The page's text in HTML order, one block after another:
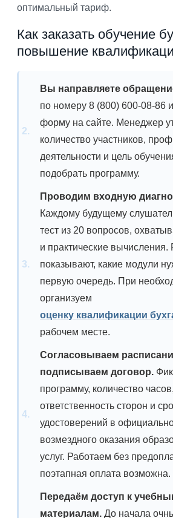
оптимальный тариф.
Как заказать обучение
повышение
Вы направляете
по номеру 8 (800) 600-08-86
форму на сайте. Менеджер
количество участников,
деятельности и цель
подобрать программу.
Проводим входную
Каждому будущему
тест из 20 вопросов,
и практические вычисления.
показывают, какие модули
первую очередь. При
организуем
оценку квалификации
рабочем месте.
Согласовываем
подписываем договор.
программу, количество
ответственность сторон и
удостоверений в
возмездного оказания
услуг. Работаем без
поэтапная оплата возможна.
Передаём доступ к
материалам. До начала